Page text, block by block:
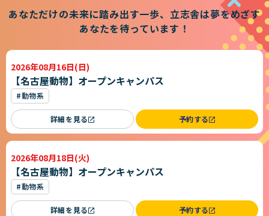
あなただけの未来に踏み出す一歩、 立志舎は夢をめざす
あなたを待っています！
2026年08月16日(日)
【名古屋動物】オープンキャンパス
#動物系
詳細を見る 予約する
2026年08月18日(火)
【名古屋動物】オープンキャンパス
#動物系
詳細を見る 予約する